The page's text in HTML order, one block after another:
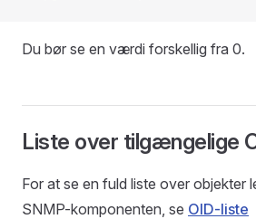
Du bør se en værdi forskellig fra 0.
Liste over tilgængelige
For at se en fuld liste over objekter
SNMP-komponenten, se OID-liste